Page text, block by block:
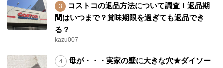
コストコの返品方法について調査！返品期
間はいつまで？賞味期限を過ぎても返品でき
る？
kazu007
母が・・・実家の壁に大きな穴★ダイソー